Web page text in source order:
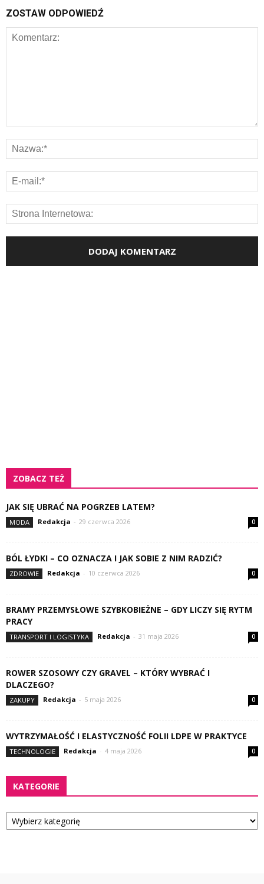
ZOSTAW ODPOWIEDŹ
ZOBACZ TEŻ
JAK SIĘ UBRAĆ NA POGRZEB LATEM?
MODA Redakcja - 29 czerwca 2026 0
BÓL ŁYDKI – CO OZNACZA I JAK SOBIE Z NIM RADZIĆ?
ZDROWIE Redakcja - 10 czerwca 2026 0
BRAMY PRZEMYSŁOWE SZYBKOBIEŻNE – GDY LICZY SIĘ RYTM
PRACY
TRANSPORT I LOGISTYKA Redakcja - 31 maja 2026 0
ROWER SZOSOWY CZY GRAVEL – KTÓRY WYBRAĆ I
DLACZEGO?
ZAKUPY Redakcja - 5 maja 2026 0
WYTRZYMAŁOŚĆ I ELASTYCZNOŚĆ FOLII LDPE W PRAKTYCE
TECHNOLOGIE Redakcja - 4 maja 2026 0
KATEGORIE
Kategorie